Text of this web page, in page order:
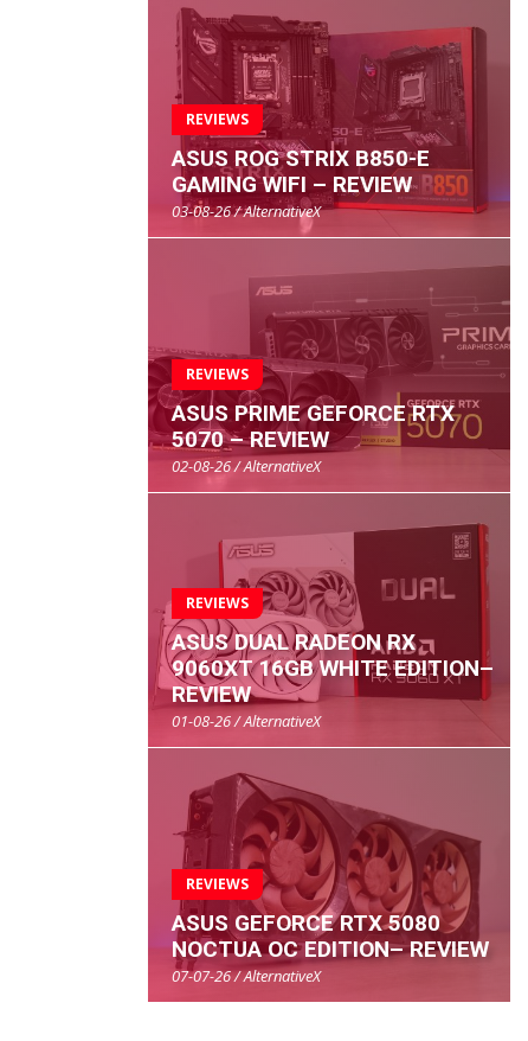
REVIEWS
ASUS ROG STRIX B850-E
GAMING WIFI – REVIEW
03-08-26 / AlternativeX
REVIEWS
ASUS PRIME GEFORCE RTX
5070 – REVIEW
02-08-26 / AlternativeX
REVIEWS
ASUS DUAL RADEON RX
9060XT 16GB WHITE EDITION–
REVIEW
01-08-26 / AlternativeX
REVIEWS
ASUS GEFORCE RTX 5080
NOCTUA OC EDITION– REVIEW
07-07-26 / AlternativeX